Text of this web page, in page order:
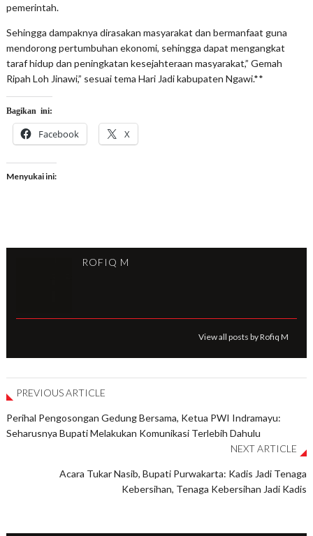
pemerintah.
Sehingga dampaknya dirasakan masyarakat dan bermanfaat guna
mendorong pertumbuhan ekonomi, sehingga dapat mengangkat
taraf hidup dan peningkatan kesejahteraan masyarakat,” Gemah
Ripah Loh Jinawi,” sesuai tema Hari Jadi kabupaten Ngawi.**
Bagikan ini:
Facebook X
Menyukai ini:
ROFIQ M
View all posts by Rofiq M
PREVIOUS ARTICLE
Perihal Pengosongan Gedung Bersama, Ketua PWI Indramayu:
Seharusnya Bupati Melakukan Komunikasi Terlebih Dahulu
NEXT ARTICLE
Acara Tukar Nasib, Bupati Purwakarta: Kadis Jadi Tenaga
Kebersihan, Tenaga Kebersihan Jadi Kadis